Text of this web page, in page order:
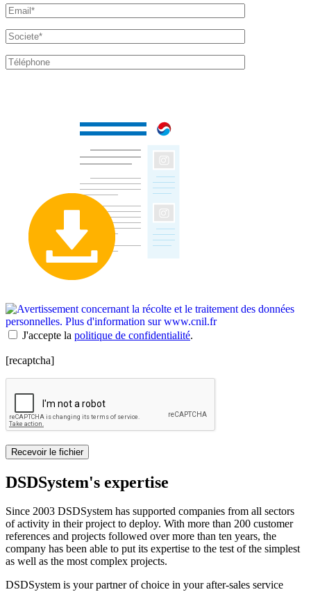
J'accepte la politique de confidentialité.
[recaptcha]
DSDSystem's expertise
Since 2003 DSDSystem has supported companies from all sectors
of activity in their project to deploy. With more than 200 customer
references and projects followed over more than ten years, the
company has been able to put its expertise to the test of the simplest
as well as the most complex projects.
DSDSystem is your partner of choice in your after-sales service